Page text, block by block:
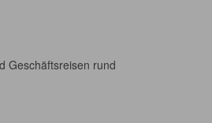
Geschäftsreisen rund